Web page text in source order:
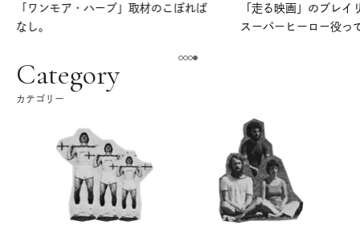
「ワンモア・ハーブ」取材のこぼれば
なし。
「走る映画」のプレイ
スーパーヒーロー役っ
Category
カテゴリー